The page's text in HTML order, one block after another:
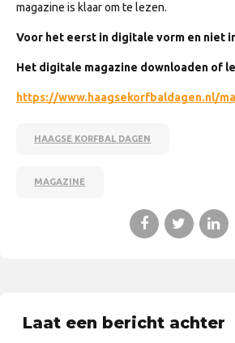
magazine is klaar om te lezen.
Voor het eerst in digitale vorm en niet in
Het digitale magazine downloaden of
https://www.haagsekorfbaldagen.nl/
HAAGSE KORFBAL DAGEN
MAGAZINE
Laat een bericht achter